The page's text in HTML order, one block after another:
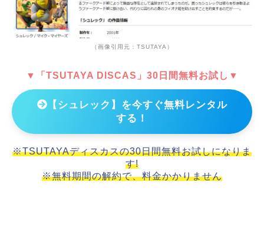
（画像引用元：TSUTAYA）
▼「TSUTAYA DISCAS」30日間無料お試し▼
【シュレック】を今すぐ無料レンタル
する！
※TSUTAYAディスカスの30日間無料お試しになりま
す!
※無料期間の解約で、料金かかりません